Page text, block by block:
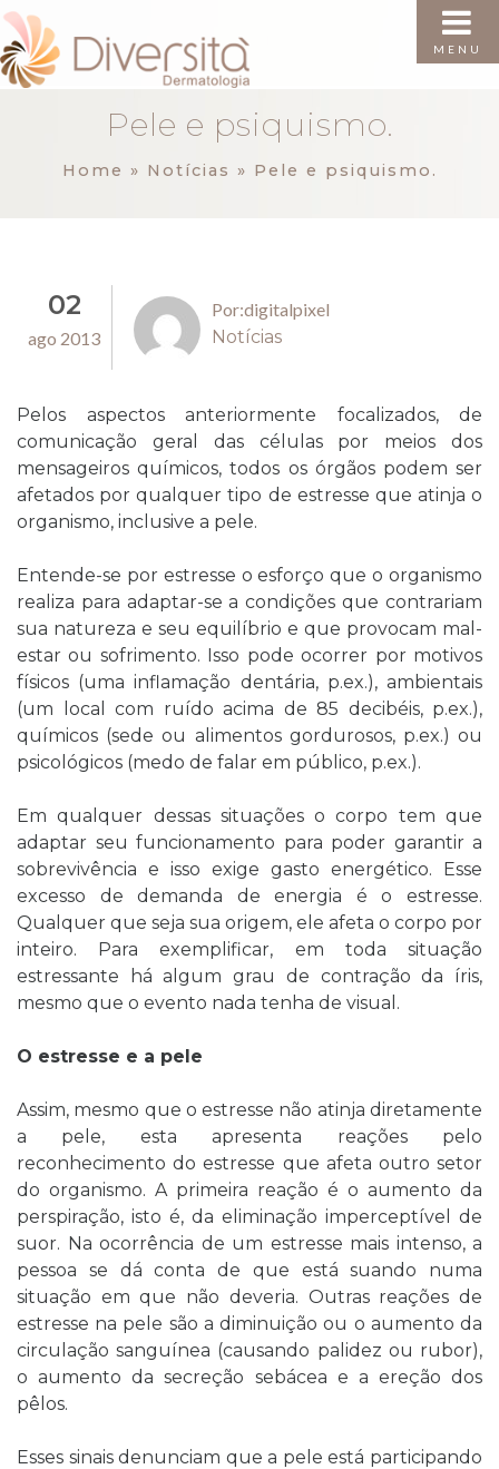
MENU
Pele e psiquismo.
Home » Notícias » Pele e psiquismo.
Por:digitalpixel
Notícias
02
ago 2013
Pelos aspectos anteriormente focalizados, de
comunicação geral das células por meios dos
mensageiros químicos, todos os órgãos podem ser
afetados por qualquer tipo de estresse que atinja o
organismo, inclusive a pele.
Entende-se por estresse o esforço que o organismo
realiza para adaptar-se a condições que contrariam
sua natureza e seu equilíbrio e que provocam mal-
estar ou sofrimento. Isso pode ocorrer por motivos
físicos (uma inflamação dentária, p.ex.), ambientais
(um local com ruído acima de 85 decibéis, p.ex.),
químicos (sede ou alimentos gordurosos, p.ex.) ou
psicológicos (medo de falar em público, p.ex.).
Em qualquer dessas situações o corpo tem que
adaptar seu funcionamento para poder garantir a
sobrevivência e isso exige gasto energético. Esse
excesso de demanda de energia é o estresse.
Qualquer que seja sua origem, ele afeta o corpo por
inteiro. Para exemplificar, em toda situação
estressante há algum grau de contração da íris,
mesmo que o evento nada tenha de visual.
O estresse e a pele
Assim, mesmo que o estresse não atinja diretamente
a pele, esta apresenta reações pelo
reconhecimento do estresse que afeta outro setor
do organismo. A primeira reação é o aumento da
perspiração, isto é, da eliminação imperceptível de
suor. Na ocorrência de um estresse mais intenso, a
pessoa se dá conta de que está suando numa
situação em que não deveria. Outras reações de
estresse na pele são a diminuição ou o aumento da
circulação sanguínea (causando palidez ou rubor),
o aumento da secreção sebácea e a ereção dos
pêlos.
Esses sinais denunciam que a pele está participando